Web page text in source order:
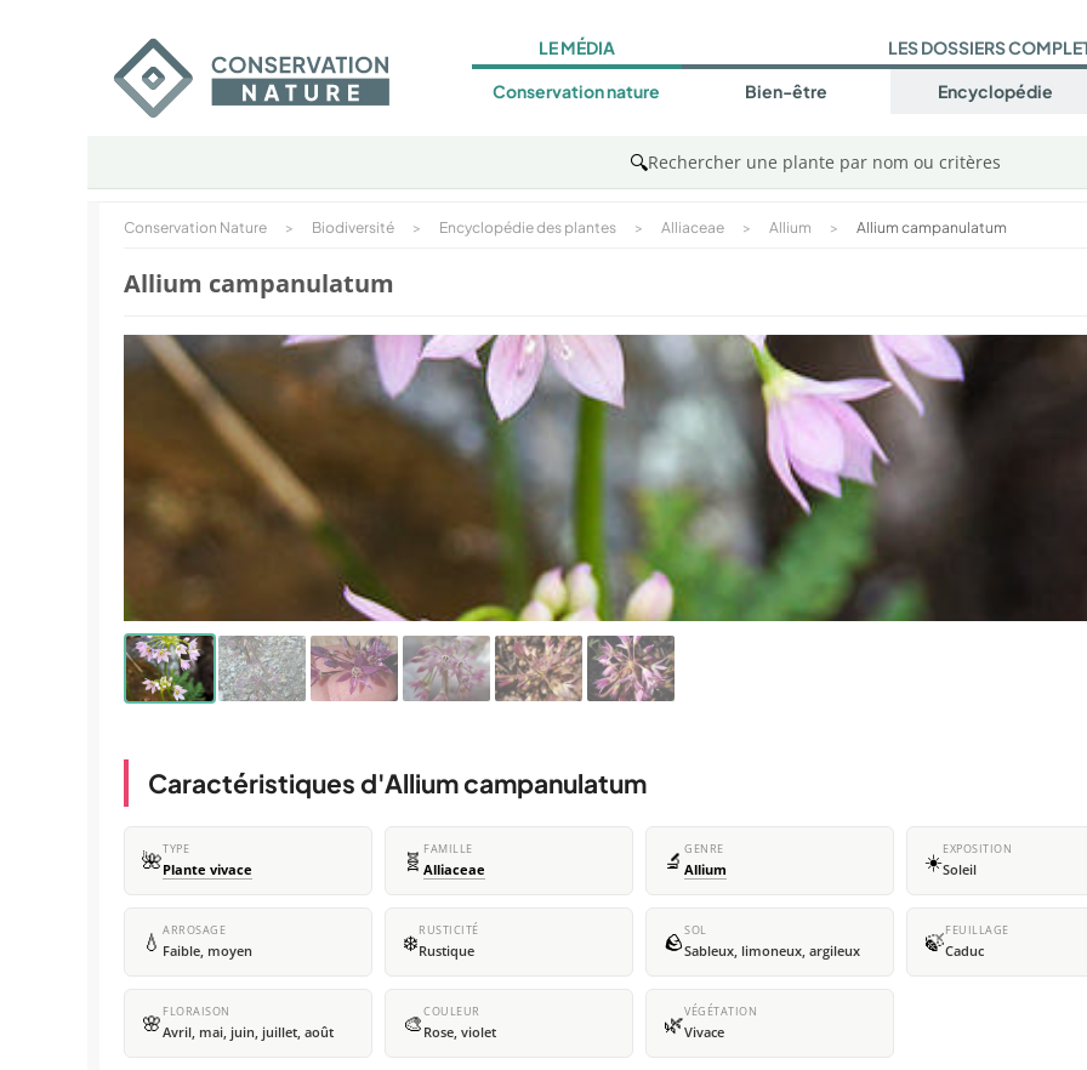
LE MÉDIA
Conservation nature
LES DOSSIERS
Bien-être Encyclopédie
🔍Rechercher une plante par nom ou critères
Conservation Nature > Biodiversité > Encyclopédie des plantes > Alliaceae > Allium > Allium campanulatum
Allium campanulatum
Caractéristiques d'Allium campanulatum
🌺TYPE
Plante vivace 🧬 FAMILLE
Alliaceae 🔬 GENRE
Allium ☀️EXPOSITION
Soleil
💧 ARROSAGE
Faible, moyen ❄️RUSTICITÉ
Rustique 🪨SOL
Sableux, limoneux, argileux 🍃FEUILLAGE
Caduc
🌸 FLORAISON
Avril, mai, juin, juillet, août 🎨COULEUR
Rose, violet 🌿VÉGÉTATION
Vivace